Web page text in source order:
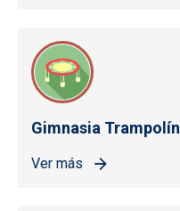
Gimnasia Trampolín
Ver más